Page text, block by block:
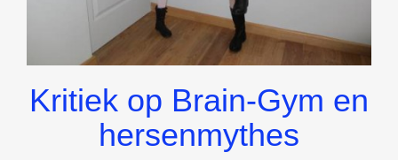
Kritiek op Brain-Gym en
hersenmythes